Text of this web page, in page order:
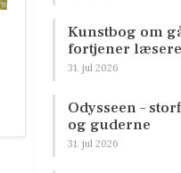
Kunstbog om
fortjener læsere
31. jul 2026
Odysseen –
og guderne
31. jul 2026